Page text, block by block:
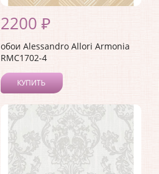
2200 ₽
обои Alessandro Allori Armonia
RMC1702-4
КУПИТЬ